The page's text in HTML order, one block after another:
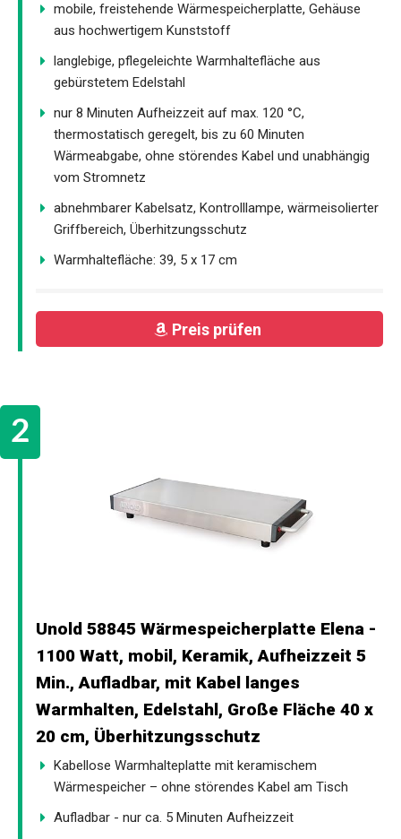
mobile, freistehende Wärmespeicherplatte, Gehäuse
aus hochwertigem Kunststoff
langlebige, pflegeleichte Warmhaltefläche aus
gebürstetem Edelstahl
nur 8 Minuten Aufheizzeit auf max. 120 °C,
thermostatisch geregelt, bis zu 60 Minuten
Wärmeabgabe, ohne störendes Kabel und unabhängig
vom Stromnetz
abnehmbarer Kabelsatz, Kontrolllampe, wärmeisolierter
Griffbereich, Überhitzungsschutz
Warmhaltefläche: 39, 5 x 17 cm
Preis prüfen
Unold 58845 Wärmespeicherplatte Elena -
1100 Watt, mobil, Keramik, Aufheizzeit 5
Min., Aufladbar, mit Kabel langes
Warmhalten, Edelstahl, Große Fläche 40 x
20 cm, Überhitzungsschutz
Kabellose Warmhalteplatte mit keramischem
Wärmespeicher – ohne störendes Kabel am Tisch
Aufladbar - nur ca. 5 Minuten Aufheizzeit